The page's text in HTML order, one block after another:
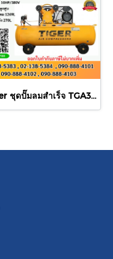
Tiger ชุดปั๊มลมสำเร็จ TGA310-270M 3สูบ 270L มอเตอร์ 10HP 380V